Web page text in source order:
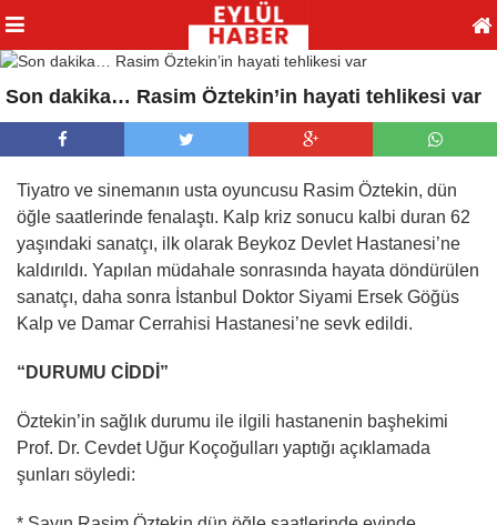
Son dakika… Rasim Öztekin’in hayati tehlikesi var
Tiyatro ve sinemanın usta oyuncusu Rasim Öztekin, dün
öğle saatlerinde fenalaştı. Kalp kriz sonucu kalbi duran 62
yaşındaki sanatçı, ilk olarak Beykoz Devlet Hastanesi’ne
kaldırıldı. Yapılan müdahale sonrasında hayata döndürülen
sanatçı, daha sonra İstanbul Doktor Siyami Ersek Göğüs
Kalp ve Damar Cerrahisi Hastanesi’ne sevk edildi.
“DURUMU CİDDİ”
Öztekin’in sağlık durumu ile ilgili hastanenin başhekimi
Prof. Dr. Cevdet Uğur Koçoğulları yaptığı açıklamada
şunları söyledi: